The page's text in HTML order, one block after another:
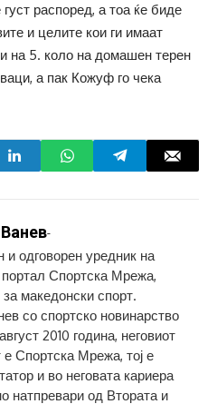
распоред, а тоа ќе биде
и целите кои ги имаат
на 5. коло на домашен терен
а пак Кожуф го чека
-
и одговорен уредник на
Спортска Мрежа,
македонски спорт.
со спортско новинарство
2010 година, неговиот
е Спортска Мрежа, тој е
и во неговата кариера
натпревари од Втората и